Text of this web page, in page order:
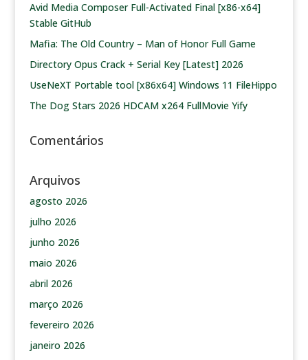
Avid Media Composer Full-Activated Final [x86-x64]
Stable GitHub
Mafia: The Old Country – Man of Honor Full Game
Directory Opus Crack + Serial Key [Latest] 2026
UseNeXT Portable tool [x86x64] Windows 11 FileHippo
The Dog Stars 2026 HDCAM x264 FullMovie Yify
Comentários
Arquivos
agosto 2026
julho 2026
junho 2026
maio 2026
abril 2026
março 2026
fevereiro 2026
janeiro 2026